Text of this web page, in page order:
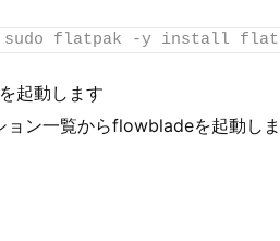
sudo flatpak -y install
起動します
ョン一覧からflowbladeを起動し